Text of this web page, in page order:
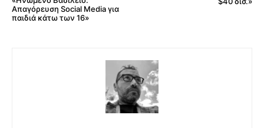
Απαγόρευση Social Media για
παιδιά κάτω των 16»